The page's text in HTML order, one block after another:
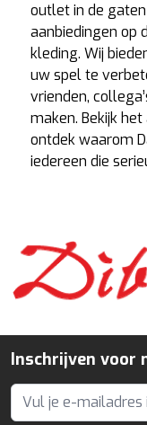
outletin de
aanbiedingen op
kleding. Wij
uw spel te
vrienden,
maken. Bekijk
ontdek waarom
iedereen die
Inschrijven voor
E-mailadres